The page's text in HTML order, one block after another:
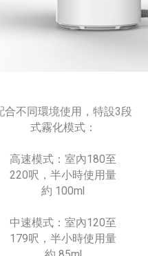
合不同環境使用，特設3段
式霧化模式：
高速模式：室內180至
220呎，半小時使用量
約 100ml
中速模式：室內120至
179呎，半小時使用量